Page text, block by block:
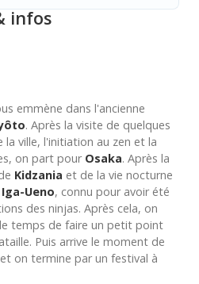
infos
emmène dans l'ancienne
. Après la visite de quelques
ville, l'initiation au zen et la
on part pour Osaka. Après la
Kidzania et de la vie nocturne
Iga-Ueno, connu pour avoir été
des ninjas. Après cela, on
le temps de faire un petit point
Puis arrive le moment de
et on termine par un festival à